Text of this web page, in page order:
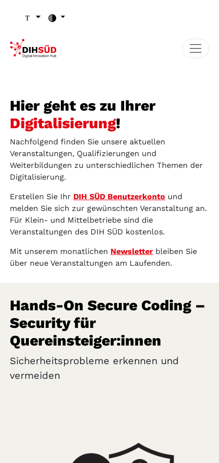
Hier geht es zu Ihrer
Digitalisierung!
Nachfolgend finden Sie unsere aktuellen
Veranstaltungen, Qualifizierungen und
Weiterbildungen zu unterschiedlichen Themen der
Digitalisierung.
Erstellen Sie Ihr DIH SÜD Benutzerkonto und
melden Sie sich zur gewünschten Veranstaltung an.
Für Klein- und Mittelbetriebe sind die
Veranstaltungen des DIH SÜD kostenlos.
Mit unserem monatlichen Newsletter bleiben Sie
über neue Veranstaltungen am Laufenden.
Hands-On Secure Coding –
Security für
Quereinsteiger:innen
Sicherheitsprobleme erkennen und
vermeiden